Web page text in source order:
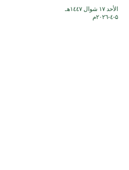
الأحد ۱۷ شوال ۱٤٤۷هـ
۵-٤-۲۰۲٦م